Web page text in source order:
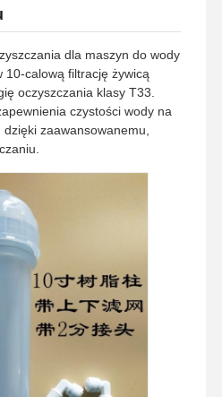
dla maszyn do wody
10-calową filtrację żywicą
oczyszczania klasy T33.
czystości wody na
zaawansowanemu,